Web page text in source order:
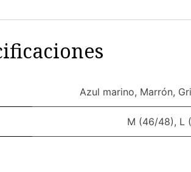
Azul marino, Marrón,
M (46/48), L